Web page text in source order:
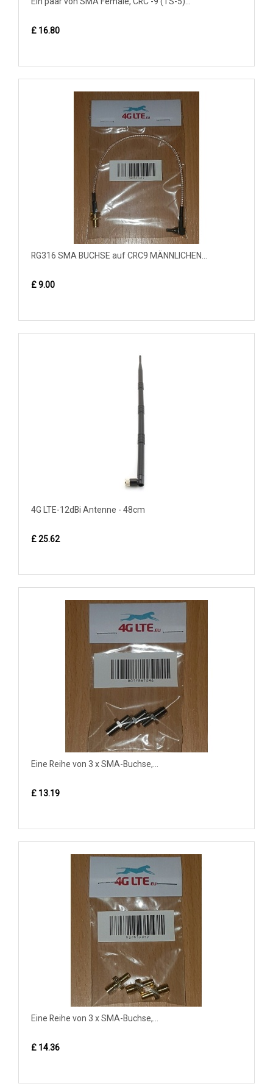
£ 16.80
RG316 SMA BUCHSE auf CRC9 MÄNNLICHEN...
£ 9.00
4G LTE-12dBi Antenne - 48cm
£ 25.62
Eine Reihe von 3 x SMA-Buchse,...
£ 13.19
Eine Reihe von 3 x SMA-Buchse,...
£ 14.36